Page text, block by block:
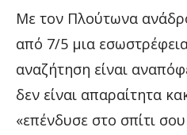
Με τον Πλούτωνα
από 7/5 μια
αναζήτηση είναι
δεν είναι απαραίτητα
«επένδυσε στο σπίτι